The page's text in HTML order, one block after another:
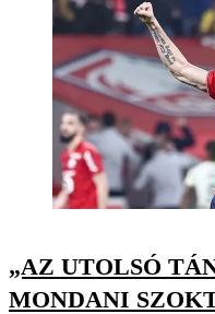
„AZ UTOLSÓ
MONDANI